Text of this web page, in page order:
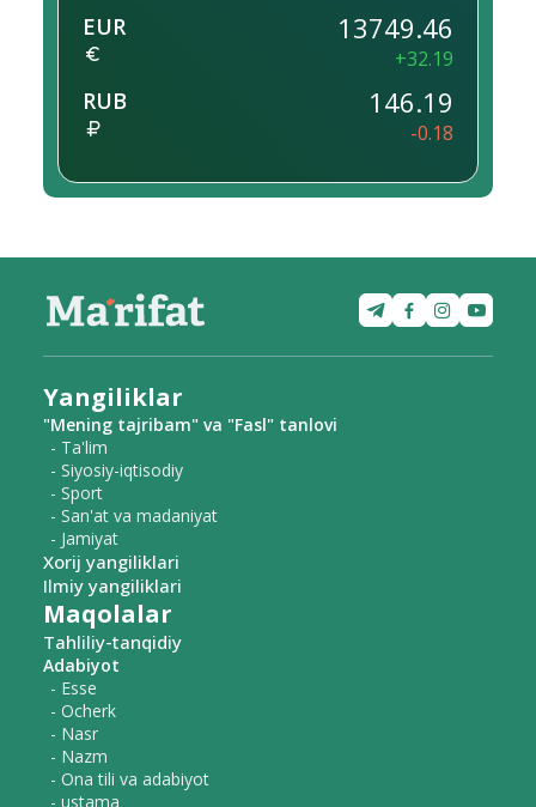
EUR 13749.46
+32.19
RUB 146.19
-0.18
Yangiliklar
"Mening tajribam" va "Fasl" tanlovi
- Ta'lim
- Siyosiy-iqtisodiy
- Sport
- San'at va madaniyat
- Jamiyat
Xorij yangiliklari
Ilmiy yangiliklari
Maqolalar
Tahliliy-tanqidiy
Adabiyot
- Esse
- Ocherk
- Nasr
- Nazm
- Ona tili va adabiyot
- ustama